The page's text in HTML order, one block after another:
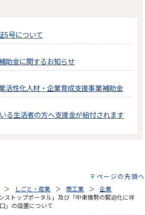
5号について
助金に関するお知らせ
活性化人材・企業育成支援事業補助金
る生活者の方へ支援金が給付されます
ページの先頭へ
しごと・産業 商工業
企業
ストップポータル」及び「中東情勢の緊迫化に伴
」の設置について